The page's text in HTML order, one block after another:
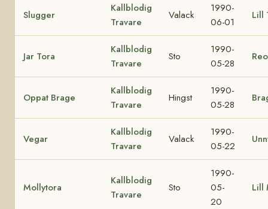
Slugger
Kallblodig
Travare
Valack
1990-
06-01
Lill
Jar Tora
Kallblodig
Travare
Sto
1990-
05-28
Oppat Brage
Kallblodig
Travare
Hingst
1990-
05-28
Vegar
Kallblodig
Travare
Valack
1990-
05-22
Mollytora
Kallblodig
Travare
Sto
1990-
05-
20
Lill